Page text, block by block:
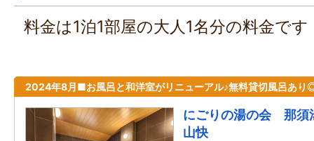
料金は1泊1部屋の大人1名分の料金で
2024年8月■お風呂と和洋室がリニューアル♪無料貸切風呂あり
にごりの湯の会 那
山快